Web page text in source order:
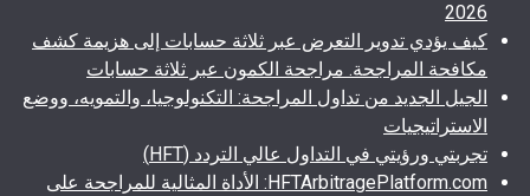
2026
كيف يؤدي تدوير التعرض عبر ثلاثة حسابات إلى هزيمة كشف
مكافحة المراجحة. مراجحة الكمون عبر ثلاثة حسابات
الجيل الجديد من تداول المراجحة: التكنولوجيا، والتمويه، ووضع
الاستراتيجيات
تجربتي ورؤيتي في التداول عالي التردد (HFT)
HFTArbitragePlatform.com: الأداة المثالية للمراجحة على